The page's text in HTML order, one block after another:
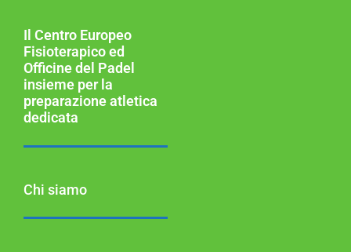
Il Centro Europeo
Fisioterapico ed
Officine del Padel
insieme per la
preparazione atletica
dedicata
Chi siamo